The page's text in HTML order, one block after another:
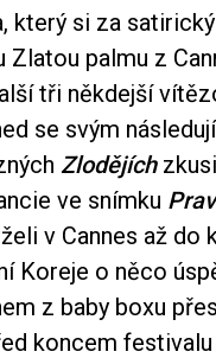
který si za
Zlatou palmu z
tři někdejší
se svým
Zlodějích
ve snímku
v Cannes až do
Koreje o něco
z baby boxu
koncem